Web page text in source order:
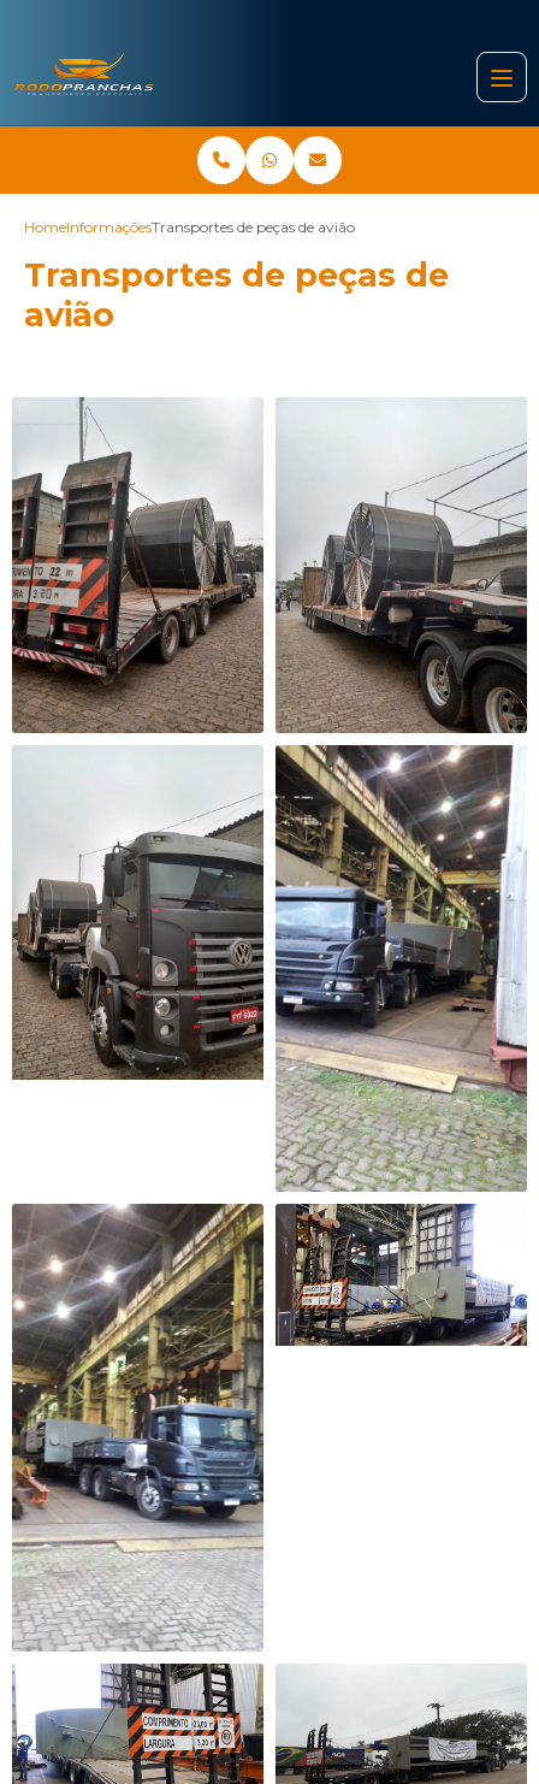
HomeInformaçõesTransportes de peças de avião
Transportes de peças de
avião